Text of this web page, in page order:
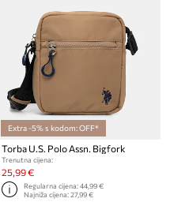
Extra -5% s kodom: OFF*
Torba U.S. Polo Assn. Bigfork
Trenutna cijena:
25,99 €
Regularna cijena:44,99 €
Najniža cijena:27,99 €